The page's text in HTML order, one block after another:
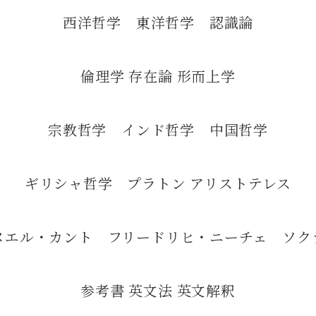
西洋哲学 東洋哲学 認識論
倫理学 存在論 形而上学
宗教哲学 インド哲学 中国哲学
ギリシャ哲学 プラトン アリストテレス
エル・カント フリードリヒ・ニーチェ ソク
参考書 英文法 英文解釈